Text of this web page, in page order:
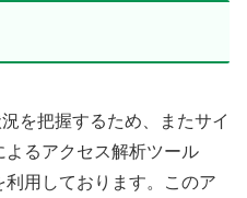
を把握するため、またサイ
よるアクセス解析ツール
利用しております。このア